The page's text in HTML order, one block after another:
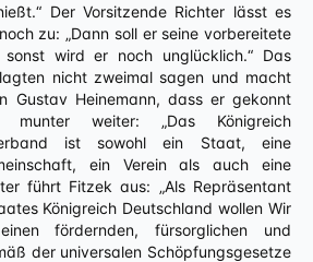
Der Vorsitzende Richter lässt es
zu: „Dann soll er seine vorbereitete
sonst wird er noch unglücklich.“ Das
nicht zweimal sagen und macht
Gustav Heinemann, dass er gekonnt
munter weiter: „Das Königreich
ist sowohl ein Staat, eine
ein Verein als auch eine
führt Fitzek aus: „Als Repräsentant
Königreich Deutschland wollen Wir
fördernden, fürsorglichen und
der universalen Schöpfungsgesetze